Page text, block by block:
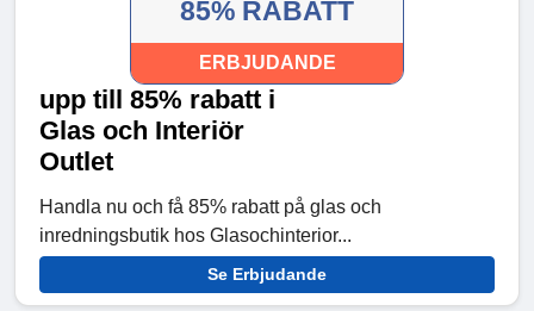
85% RABATT
ERBJUDANDE
upp till 85% rabatt i
Glas och Interiör
Outlet
Handla nu och få 85% rabatt på glas och
inredningsbutik hos Glasochinterior...
Se Erbjudande